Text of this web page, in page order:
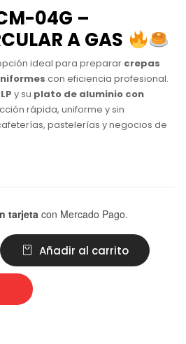
04G –
A GAS
ideal para preparar crepas
con eficiencia profesional.
y su plato de aluminio con
rápida, uniforme y sin
pastelerías y negocios de
tarjeta con Mercado Pago.
Añadir al carrito